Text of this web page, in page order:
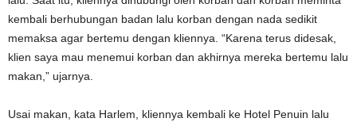
kembali berhubungan badan lalu korban dengan nada sedikit
memaksa agar bertemu dengan kliennya. “Karena terus didesak,
klien saya mau menemui korban dan akhirnya mereka bertemu lalu
makan,” ujarnya.
Usai makan, kata Harlem, kliennya kembali ke Hotel Penuin lalu